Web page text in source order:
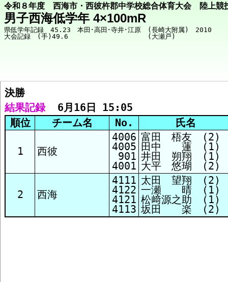
令和８年度 西海市・西彼杵郡中学校総合体育大会 陸上競
男子西海低学年 4×100mR
県低学年記録　45.23　本田･高田･寺井･江原　(長崎大附属)　2010
競技メニューへ
決勝
結果記録
  6月16日 15:05
順位
チーム名 No. 氏名
1 西彼
4006
4005
901
4001
富田 梧友 (2)
田中 蓮 (1)
井田 朔翔 (1)
大平 悠瑚 (2)
2 西海
4111
4122
4121
4113
太田 望翔 (2)
一瀬 晴 (1)
松﨑源之助 (1)
坂田 楽 (2)